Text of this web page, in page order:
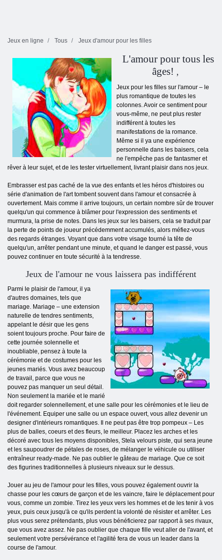
Jeux en ligne Tous Jeux d'amour pour les filles
L'amour pour tous les
âges! ,
Jeux pour les filles sur l'amour – le
plus romantique de toutes les
colonnes. Avoir ce sentiment pour
vous-même, ne peut plus rester
indifférent à toutes les
manifestations de la romance.
Même si il ya une expérience
personnelle dans les baisers, cela
ne l'empêche pas de fantasmer et
rêver à leur sujet, et de les tester virtuellement, livrant plaisir dans nos jeux.
Embrasser est pas caché de la vue des enfants et les héros d'histoires ou
série d'animation de l'art tombent souvent dans l'amour et consacrée à
ouvertement. Mais comme il arrive toujours, un certain nombre sûr de trouver
quelqu'un qui commence à blâmer pour l'expression des sentiments et
murmura, la prise de notes. Dans les jeux sur les baisers, cela se traduit par
la perte de points de joueur précédemment accumulés, alors méfiez-vous
des regards étranges. Voyant que dans votre visage tourné la tête de
quelqu'un, arrêter pendant une minute, et quand le danger est passé, vous
pouvez continuer en toute sécurité à la tendresse.
Jeux de l'amour ne vous laissera pas indifférent
Parmi le plaisir de l'amour, il ya
d'autres domaines, tels que
mariage. Mariage – une extension
naturelle de tendres sentiments,
appelant le désir que les gens
soient toujours proche. Pour faire de
cette journée solennelle et
inoubliable, pensez à toute la
cérémonie et de costumes pour les
jeunes mariés. Vous avez beaucoup
de travail, parce que vous ne
pouvez pas manquer un seul détail.
Non seulement la mariée et le marié
doit regarder solennellement, et une salle pour les cérémonies et le lieu de
l'événement. Equiper une salle ou un espace ouvert, vous allez devenir un
designer d'intérieurs romantiques. Il ne peut pas être trop pompeux – Les
plus de balles, coeurs et des fleurs, le meilleur. Placez les arches et les
décoré avec tous les moyens disponibles, Stela velours piste, qui sera jeune
et les saupoudrer de pétales de roses, de mélanger le véhicule ou utiliser
entraîneur ready-made. Ne pas oublier le gâteau de mariage. Que ce soit
des figurines traditionnelles à plusieurs niveaux sur le dessus.
Jouer au jeu de l'amour pour les filles, vous pouvez également ouvrir la
chasse pour les cœurs de garçon et de les vaincre, faire le déplacement pour
vous, comme un zombie. Tirez les yeux vers les hommes et de les tenir à vos
yeux, puis ceux jusqu'à ce qu'ils perdent la volonté de résister et arrêter. Les
plus vous serez prétendants, plus vous bénéficierez par rapport à ses rivaux,
que vous avez assez. Ne pas oublier que chaque fille veut aller de l'avant, et
seulement votre persévérance et l'agilité fera de vous un leader dans la
course de l'amour.